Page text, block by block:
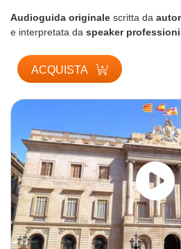
Audioguida originale scritta da
e interpretata da speaker
ACQUISTA